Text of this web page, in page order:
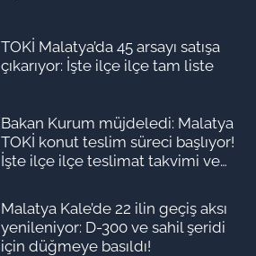
TOKİ Malatya’da 45 arsayı satışa
çıkarıyor: İşte ilçe ilçe tam liste
Bakan Kurum müjdeledi: Malatya
TOKİ konut teslim süreci başlıyor!
İşte ilçe ilçe teslimat takvimi ve
Malatya Kale’de 22 ilin geçiş aksı
yenileniyor: D-300 ve sahil şeridi
için düğmeye basıldı!